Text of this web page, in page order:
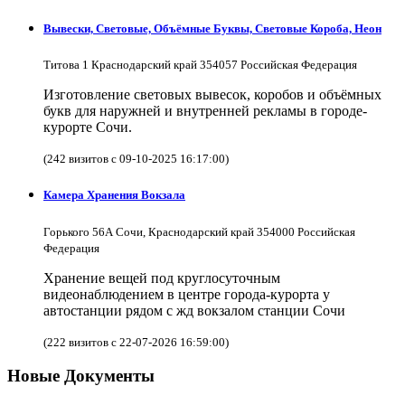
Вывески, Световые, Объёмные Буквы, Световые Короба, Неон
Титова 1 Краснодарский край 354057 Российская Федерация
Изготовление световых вывесок, коробов и объёмных
букв для наружней и внутренней рекламы в городе-
курорте Сочи.
(242 визитов с 09-10-2025 16:17:00)
Камера Хранения Вокзала
Горького 56А Сочи, Краснодарский край 354000 Российская
Федерация
Хранение вещей под круглосуточным
видеонаблюдением в центре города-курорта у
автостанции рядом с жд вокзалом станции Сочи
(222 визитов с 22-07-2026 16:59:00)
Новые Документы